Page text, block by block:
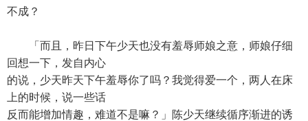
不成？
「而且，昨日下午少天也没有羞辱师娘之意，师娘仔细
回想一下，发自内心
的说，少天昨天下午羞辱你了吗？我觉得爱一个，两人在床
上的时候，说一些话
反而能增加情趣，难道不是嘛？」陈少天继续循序渐进的诱